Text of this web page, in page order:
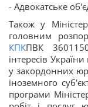
- Адвокатське
Також у
головним
КПКПВК
інтересів
у закордонних
іноземного
програми